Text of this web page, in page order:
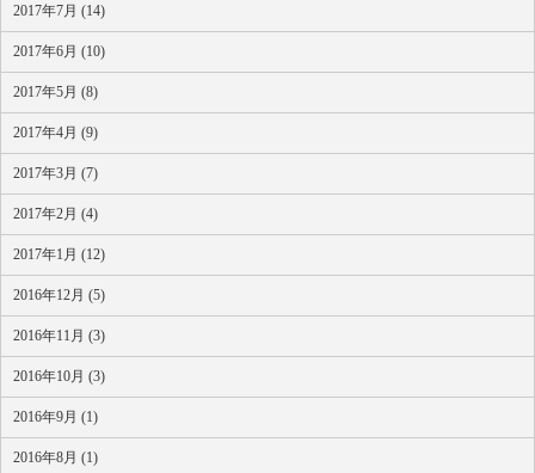
2017年7月 (14)
2017年6月 (10)
2017年5月 (8)
2017年4月 (9)
2017年3月 (7)
2017年2月 (4)
2017年1月 (12)
2016年12月 (5)
2016年11月 (3)
2016年10月 (3)
2016年9月 (1)
2016年8月 (1)